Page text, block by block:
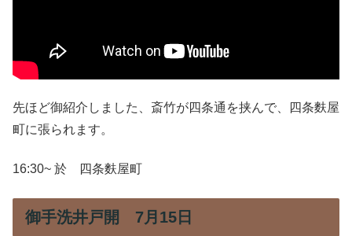
先ほど御紹介しました、斎竹が四条通を挟んで、四条麩屋
町に張られます。
16:30~ 於 四条麩屋町
御手洗井戸開 7月15日